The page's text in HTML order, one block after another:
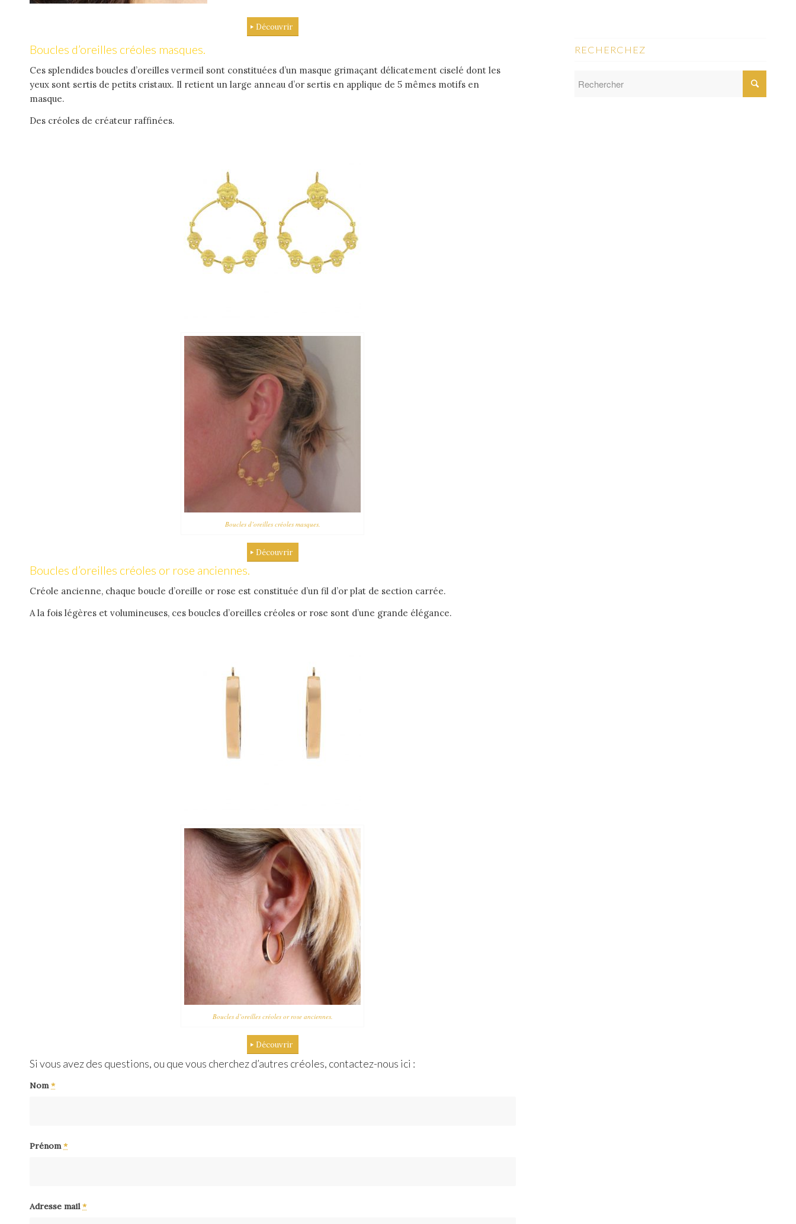
Découvrir
Boucles d’oreilles créoles masques.
Ces splendides boucles d’oreilles vermeil sont constituées d’un masque grimaçant délicatement ciselé dont les
yeux sont sertis de petits cristaux. Il retient un large anneau d’or sertis en applique de 5 mêmes motifs en
masque.
Des créoles de créateur raffinées.
Boucles d’oreilles créoles masques.
Découvrir
Boucles d’oreilles créoles or rose anciennes.
Créole ancienne, chaque boucle d’oreille or rose est constituée d’un fil d’or plat de section carrée.
A la fois légères et volumineuses, ces boucles d’oreilles créoles or rose sont d’une grande élégance.
Boucles d’oreilles créoles or rose anciennes.
Découvrir
Si vous avez des questions, ou que vous cherchez d’autres créoles, contactez-nous ici :
Nom*
Prénom*
Adresse mail*
RECHERCHEZ